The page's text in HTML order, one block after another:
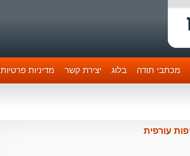
מכתבי תודה בלוג יצירת קשר מדיניות פרטיות
עורפית